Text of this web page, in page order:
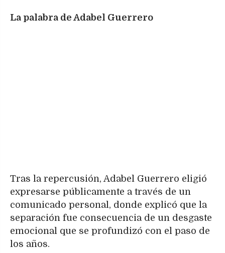
La palabra de Adabel Guerrero
Tras la repercusión, Adabel Guerrero eligió
expresarse públicamente a través de un
comunicado personal, donde explicó que la
separación fue consecuencia de un desgaste
emocional que se profundizó con el paso de
los años.